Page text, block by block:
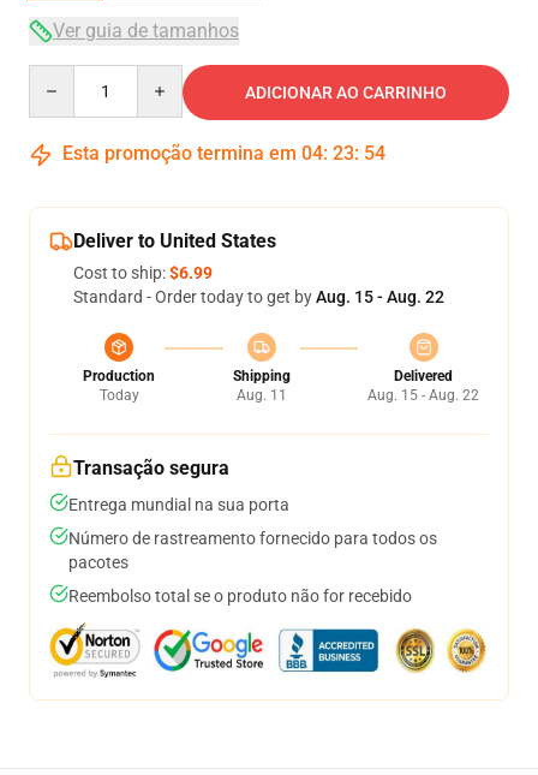
Ver guia de tamanhos
ADICIONAR AO CARRINHO
Esta promoção termina em 04: 23: 54
Deliver to United States
Cost to ship:$6.99
Standard - Order today to get byAug. 15 - Aug. 22
Production
Today
Shipping
Aug. 11
Delivered
Aug. 15 - Aug. 22
Transação segura
Entrega mundial na sua porta
Número de rastreamento fornecido para todos os
pacotes
Reembolso total se o produto não for recebido